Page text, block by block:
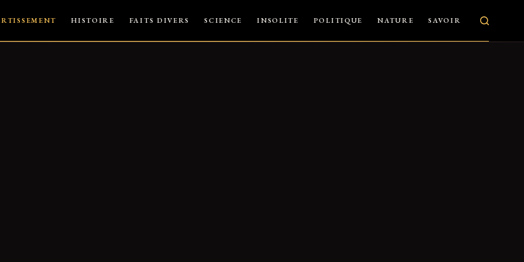
HISTOIRE FAITS DIVERS SCIENCE INSOLITE POLITIQUE NATURE SAVOIR